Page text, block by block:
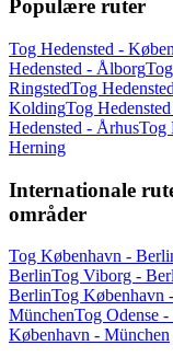
Populære ruter
Tog Hedensted -
Hedensted - Ålborg
RingstedTog
KoldingTog
Hedensted - ÅrhusTog
Herning
Internationale
områder
Tog København -
BerlinTog Viborg -
BerlinTog København
MünchenTog Odense
København - München